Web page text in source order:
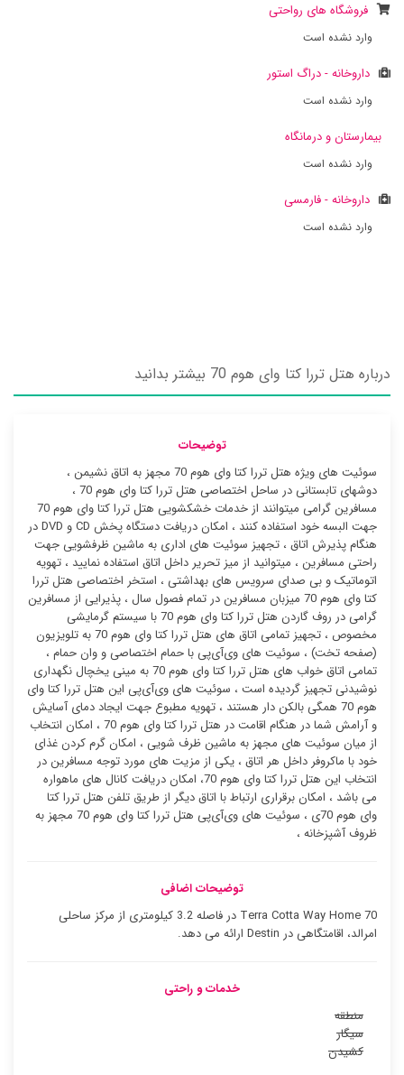
فروشگاه های رواحتی
وارد نشده است
داروخانه - دراگ استور
وارد نشده است
بیمارستان و درمانگاه
وارد نشده است
داروخانه - فارمسی
وارد نشده است
درباره هتل تررا کتا وای هوم 70 بیشتر بدانید
توضیحات
سوئیت ‌های ویژه هتل تررا کتا وای هوم 70 مجهز به اتاق نشیمن ،
دوشهای تابستانی در ساحل اختصاصی هتل تررا کتا وای هوم 70 ،
مسافرین گرامی میتوانند از خدمات خشکشویی هتل تررا کتا وای هوم 70
جهت البسه خود استفاده کنند ، امکان دریافت دستگاه پخش CD و DVD در
هنگام پذیرش اتاق ، تجهیز سوئیت ‌های اداری به ماشین ظرفشویی جهت
راحتی مسافرین ، میتوانید از میز تحریر داخل اتاق استفاده نمایید ، تهویه
اتوماتیک و بی صدای سرویس های بهداشتی ، استخر اختصاصی هتل تررا
کتا وای هوم 70 میزبان مسافرین در تمام فصول سال ، پذیرایی از مسافرین
گرامی در روف گاردن هتل تررا کتا وای هوم 70 با سیستم گرمایشی
مخصوص ، تجهیز تمامی اتاق های هتل تررا کتا وای هوم 70 به تلویزیون
(صفحه تخت) ، سوئیت ‌های وی‌آی‌پی با حمام اختصاصی و وان حمام ،
تمامی اتاق خواب های هتل تررا کتا وای هوم 70 به مینی یخچال نگهداری
نوشیدنی تجهیز گردیده است ، سوئیت ‌های وی‌آی‌پی این هتل تررا کتا وای
هوم 70 همگی بالکن دار هستند ، تهویه مطبوع جهت ایجاد دمای آسایش
و آرامش شما در هنگام اقامت در هتل تررا کتا وای هوم 70 ، امکان انتخاب
از میان سوئیت ‌های مجهز به ماشین ظرف شویی ، امکان گرم کردن غذای
خود با ماکروفر داخل هر اتاق ، یکی از مزیت های مورد توجه مسافرین در
انتخاب این هتل تررا کتا وای هوم 70، امکان دریافت کانال های ماهواره
می باشد ، امکان برقراری ارتباط با اتاق دیگر از طریق تلفن هتل تررا کتا
وای هوم 70ی ، سوئیت ‌های وی‌آی‌پی هتل تررا کتا وای هوم 70 مجهز به
ظروف آشپزخانه ،
توضیحات اضافی
Terra Cotta Way Home 70 در فاصله 3.2 کیلومتری از مرکز ساحلی
امرالد، اقامتگاهی در Destin ارائه می دهد.
خدمات و راحتی
منطقه
سیگار
کشیدن